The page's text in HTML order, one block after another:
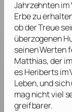
Jahrzehnten im
Erbe zu
ob der Treue
überzogenen
seinen Werten
Matthias, der
es Heriberts im
Leben, und
mag nicht viel
greifbarer.